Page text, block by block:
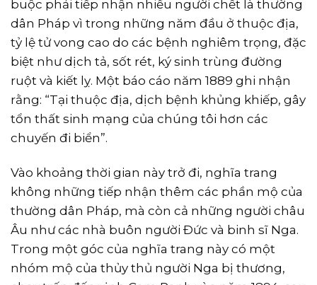
buộc phải tiếp nhận nhiều người chết là thường
dân Pháp vì trong những năm đầu ở thuộc địa,
tỷ lệ tử vong cao do các bệnh nghiêm trọng, đặc
biệt như dịch tả, sốt rét, ký sinh trùng đường
ruột và kiết lỵ. Một báo cáo năm 1889 ghi nhận
rằng: “Tại thuộc địa, dịch bệnh khủng khiếp, gây
tổn thất sinh mạng của chúng tôi hơn các
chuyến đi biển”.
Vào khoảng thời gian này trở đi, nghĩa trang
không những tiếp nhận thêm các phần mộ của
thường dân Pháp, mà còn cả những người châu
Âu như các nhà buôn người Ðức và binh sĩ Nga.
Trong một góc của nghĩa trang này có một
nhóm mộ của thủy thủ người Nga bị thương,